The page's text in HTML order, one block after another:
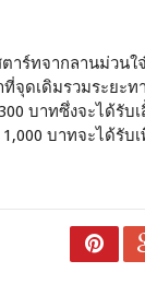
าร์ทจากลานม่วน
จุดเดิมรวมระยะ
บาทซึ่งจะได้รับ
บาทจะได้รับ